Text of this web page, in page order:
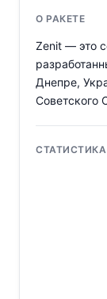
О РАКЕТЕ
Zenit — это
Днепре,
Советского